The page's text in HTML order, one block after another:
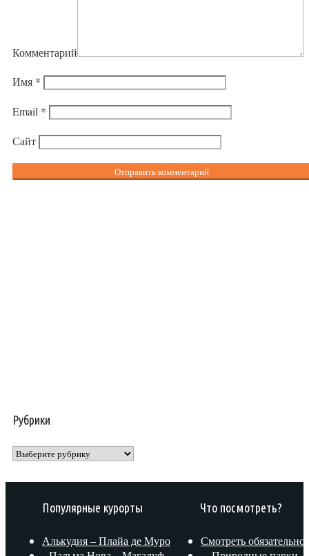
Комментарий
Имя *
Email *
Сайт
Рубрики
Рубрики
Популярные курорты
Алькудия – Плайа де Муро
Что посмотреть?
Смотреть обязательно!